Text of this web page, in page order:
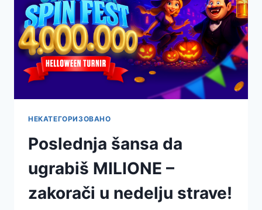
ZABAVA
I
ČETIRI
MILIONA!
НЕКАТЕГОРИЗОВАНО
Poslednja šansa da
ugrabiš MILIONE –
zakorači u nedelju strave!